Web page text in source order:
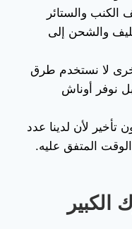
الكنب والستائر
والشحن إلى
لا نستخدم طرق
بل نوفر أوناش
تأخير لأن لدينا عدد
المتفق عليه.